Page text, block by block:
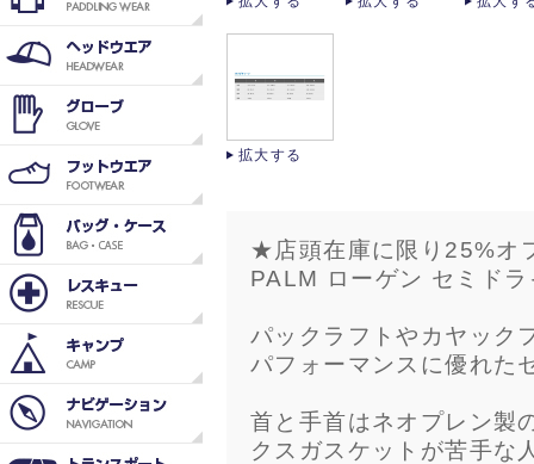
拡大する
★店頭在庫に限り25%オ
PALM ローゲン セミド
パックラフトやカヤック
パフォーマンスに優れた
首と手首はネオプレン製
クスガスケットが苦手な